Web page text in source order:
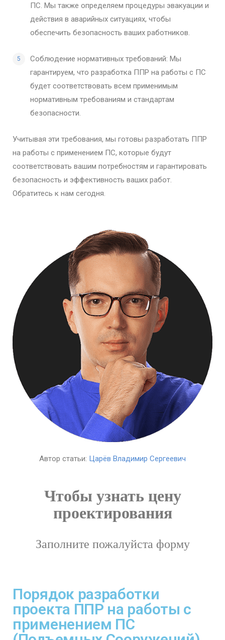
ПС. Мы также определяем процедуры эвакуации и
действия в аварийных ситуациях, чтобы
обеспечить безопасность ваших работников.
Соблюдение нормативных требований: Мы
гарантируем, что разработка ППР на работы с ПС
будет соответствовать всем применимым
нормативным требованиям и стандартам
безопасности.
Учитывая эти требования, мы готовы разработать ППР
на работы с применением ПС, которые будут
соответствовать вашим потребностям и гарантировать
безопасность и эффективность ваших работ.
Обратитесь к нам сегодня.
Автор статьи: Царёв Владимир Сергеевич
Чтобы узнать цену
проектирования
Заполните пожалуйста форму
Порядок разработки
проекта ППР на работы с
применением ПС